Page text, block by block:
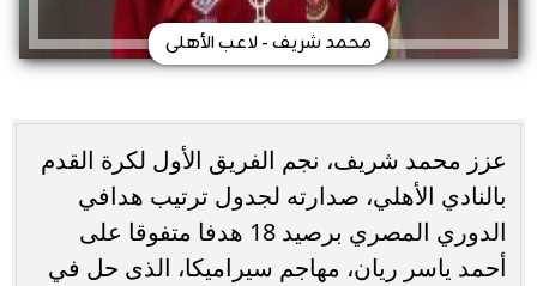
محمد شريف - لاعب الأهلى
عزز محمد شريف، نجم الفريق الأول لكرة القدم
بالنادي الأهلي، صدارته لجدول ترتيب هدافي
الدوري المصري برصيد 18 هدفا متفوقا على
أحمد ياسر ريان، مهاجم سيراميكا، الذى حل في